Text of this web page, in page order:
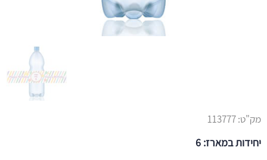
מק"ט:113777
יחידות במארז: 6